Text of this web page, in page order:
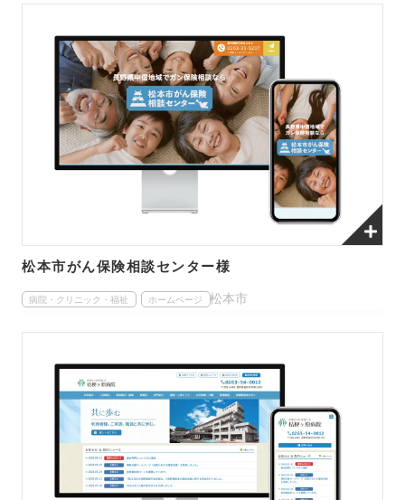
松本市がん保険相談センター様
病院・クリニック・福祉 ホームページ 松本市